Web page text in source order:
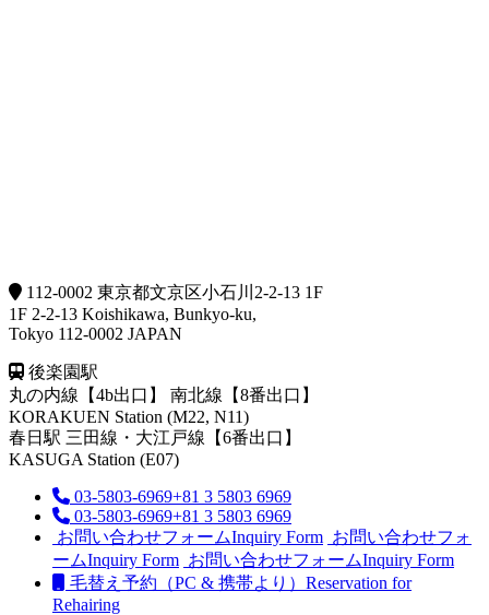
112-0002 東京都文京区小石川2-2-13 1F
1F 2-2-13 Koishikawa, Bunkyo-ku,
Tokyo 112-0002 JAPAN
後楽園駅
丸の内線【4b出口】 南北線【8番出口】
KORAKUEN Station (M22, N11)
春日駅 三田線・大江戸線【6番出口】
KASUGA Station (E07)
03-5803-6969+81 3 5803 6969
03-5803-6969+81 3 5803 6969
お問い合わせフォームInquiry Form お問い合わせフォ
ームInquiry Form お問い合わせフォームInquiry Form
毛替え予約（PC & 携帯より） Reservation for
Rehairing